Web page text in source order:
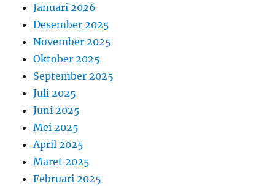
Januari 2026
Desember 2025
November 2025
Oktober 2025
September 2025
Juli 2025
Juni 2025
Mei 2025
April 2025
Maret 2025
Februari 2025